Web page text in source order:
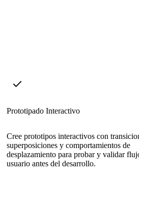
Prototipado Interactivo
Cree prototipos interactivos con
superposiciones y comportamientos de
desplazamiento para probar y validar
usuario antes del desarrollo.